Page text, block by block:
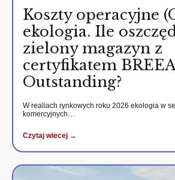
Koszty operacyjne
ekologia. Ile
zielony magazyn z
certyfikatem
Outstanding?
W realiach rynkowych roku 2026 ekologia w
komercyjnych…
Czytaj wiecej →